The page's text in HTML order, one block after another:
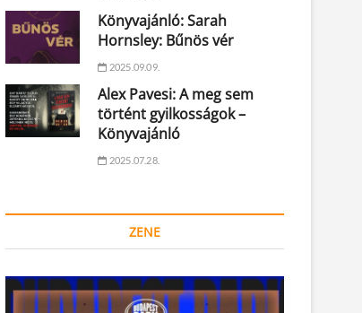
Könyvajánló: Sarah
Hornsley: Bűnös vér
2025.09.09.
Alex Pavesi: A meg sem
történt gyilkosságok –
Könyvajánló
2025.07.28.
ZENE